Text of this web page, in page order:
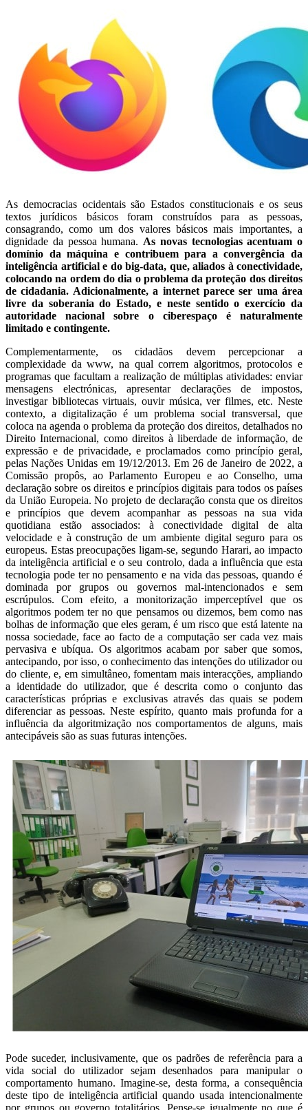
As democracias ocidentais são Estados constitucionais e os seus
textos jurídicos básicos foram construídos para as pessoas,
consagrando, como um dos valores básicos mais importantes, a
dignidade da pessoa humana. As novas tecnologias acentuam o
domínio da máquina e contribuem para a convergência da
inteligência artificial e do big-data, que, aliados à conectividade,
colocando na ordem do dia o problema da proteção dos direitos
de cidadania. Adicionalmente, a internet parece ser uma área
livre da soberania do Estado, e neste sentido o exercício da
autoridade nacional sobre o ciberespaço é naturalmente
limitado e contingente.
Complementarmente, os cidadãos devem percepcionar a
complexidade da www, na qual correm algoritmos, protocolos e
programas que facultam a realização de múltiplas atividades: enviar
mensagens electrónicas, apresentar declarações de impostos,
investigar bibliotecas virtuais, ouvir música, ver filmes, etc. Neste
contexto, a digitalização é um problema social transversal, que
coloca na agenda o problema da proteção dos direitos, detalhados no
Direito Internacional, como direitos à liberdade de informação, de
expressão e de privacidade, e proclamados como princípio geral,
pelas Nações Unidas em 19/12/2013. Em 26 de Janeiro de 2022, a
Comissão propôs, ao Parlamento Europeu e ao Conselho, uma
declaração sobre os direitos e princípios digitais para todos os países
da União Europeia. No projeto de declaração consta que os direitos
e princípios que devem acompanhar as pessoas na sua vida
quotidiana estão associados: à conectividade digital de alta
velocidade e à construção de um ambiente digital seguro para os
europeus. Estas preocupações ligam-se, segundo Harari, ao impacto
da inteligência artificial e o seu controlo, dada a influência que esta
tecnologia pode ter no pensamento e na vida das pessoas, quando é
dominada por grupos ou governos mal-intencionados e sem
escrúpulos. Com efeito, a monitorização imperceptível que os
algoritmos podem ter no que pensamos ou dizemos, bem como nas
bolhas de informação que eles geram, é um risco que está latente na
nossa sociedade, face ao facto de a computação ser cada vez mais
pervasiva e ubíqua. Os algoritmos acabam por saber que somos,
antecipando, por isso, o conhecimento das intenções do utilizador ou
do cliente, e, em simultâneo, fomentam mais interacções, ampliando
a identidade do utilizador, que é descrita como o conjunto das
características próprias e exclusivas através das quais se podem
diferenciar as pessoas. Neste espírito, quanto mais profunda for a
influência da algoritmização nos comportamentos de alguns, mais
antecipáveis são as suas futuras intenções.
Pode suceder, inclusivamente, que os padrões de referência para a
vida social do utilizador sejam desenhados para manipular o
comportamento humano. Imagine-se, desta forma, a consequência
deste tipo de inteligência artificial quando usada intencionalmente
por grupos ou governo totalitários. Pense-se igualmente no que é